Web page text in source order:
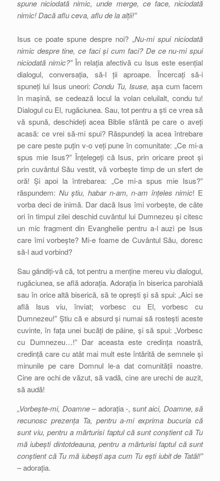
spune niciodată nimic, unde merge, ce face, niciodată
nimic! Dacă aflu ceva, aflu de la alții!”
Isus ce poate spune despre noi? „Nu-mi spui niciodată
nimic despre tine, ce faci și cum faci? De ce nu-mi spui
niciodată nimic?”În relația afectivă cu Isus este esențial
dialogul, conversația, să-l ții aproape. Încercați să-i
spuneți lui Isus uneori: Condu Tu, Isuse, așa cum facem
în mașină, se cedează locul la volan celuilalt, condu tu!
Dialogul cu El, rugăciunea. Sau, tot pentru a ști ce vrea să
vă spună, deschideți acea Biblie sfântă pe care o aveți
acasă: ce vrei să-mi spui? Răspundeți la acea întrebare
pe care peste puțin v-o veți pune în comunitate: „Ce mi-a
spus mie Isus?” Înțelegeți că Isus, prin oricare preot și
prin cuvântul Său vestit, vă vorbește timp de un sfert de
oră! Și apoi la întrebarea: „Ce mi-a spus mie Isus?”
răspundem: Nu știu, habar n-am, n-am înțeles nimic! E
vorba deci de inimă. Dar dacă Isus îmi vorbește, de câte
ori în timpul zilei deschid cuvântul lui Dumnezeu și citesc
un mic fragment din Evanghelie pentru a-l auzi pe Isus
care îmi vorbește? Mi-e foame de Cuvântul Său, doresc
să-l aud vorbind?
Sau gândiți-vă că, tot pentru a menține mereu viu dialogul,
rugăciunea, se află adorația. Adorația în biserica parohială
sau în orice altă biserică, să te oprești și să spui: „Aici se
află Isus viu, înviat; vorbesc cu El, vorbesc cu
Dumnezeu!” Știu că e absurd și numai să rostești aceste
cuvinte, în fața unei bucăți de pâine, și să spui: „Vorbesc
cu Dumnezeu…!” Dar aceasta este credința noastră,
credință care cu atât mai mult este întărită de semnele și
minunile pe care Domnul le-a dat comunității noastre.
Cine are ochi de văzut, să vadă, cine are urechi de auzit,
să audă!
„Vorbește-mi, Doamne– adorația -, sunt aici, Doamne, să
recunosc prezența Ta, pentru a-mi exprima bucuria că
sunt viu, pentru a mărturisi faptul că sunt conștient că Tu
mă iubești dintotdeauna, pentru a mărturisi faptul că sunt
conștient că Tu mă iubești așa cum Tu ești iubit de Tatăl!”
– adorația.